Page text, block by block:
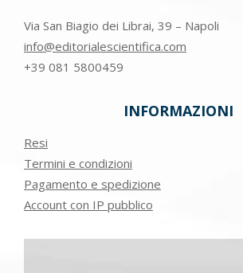
Via San Biagio dei Librai, 39 – Napoli
info@editorialescientifica.com
+39 081 5800459
INFORMAZIONI
Resi
Termini e condizioni
Pagamento e spedizione
Account con IP pubblico